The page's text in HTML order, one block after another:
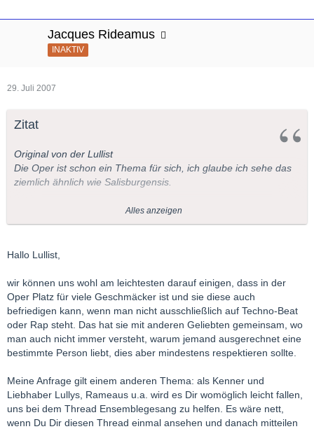
Jacques Rideamus
INAKTIV
29. Juli 2007
Zitat
Original von der Lullist
Die Oper ist schon ein Thema für sich, ich glaube ich sehe das
ziemlich ähnlich wie Salisburgensis.
Die musikalische Vorprägung scheint mir doch recht wichtig zu
sein.
Richard Strauss wird für mich immer eine Zumutung bleiben,
Meine erste Oper war damals Händels "Alcina" also eine
barocke Opera Seria - und da hat es mich sofort gepackt.
Aber eben nur deswegen weil ich damals ohnehin schon
Barockmusik liebte.
Das es zu Händel noch eine Steigerung für mich gab (Lully) war
Alles anzeigen
Hallo Lullist,
wir können uns wohl am leichtesten darauf einigen, dass in der
Oper Platz für viele Geschmäcker ist und sie diese auch
befriedigen kann, wenn man nicht ausschließlich auf Techno-Beat
oder Rap steht. Das hat sie mit anderen Geliebten gemeinsam, wo
man auch nicht immer versteht, warum jemand ausgerechnet eine
bestimmte Person liebt, dies aber mindestens respektieren sollte.
Meine Anfrage gilt einem anderen Thema: als Kenner und
Liebhaber Lullys, Rameaus u.a. wird es Dir womöglich leicht fallen,
uns bei dem Thread Ensemblegesang zu helfen. Es wäre nett,
wenn Du Dir diesen Thread einmal ansehen und danach mitteilen